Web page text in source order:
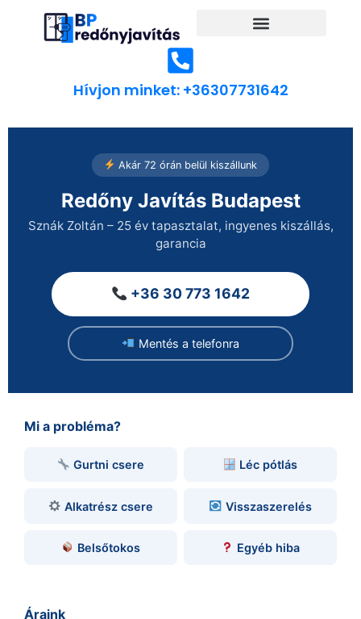
Hívjon minket: +36307731642
Akár 72 órán belül kiszállunk
Redőny Javítás Budapest
Sznák Zoltán – 25 év tapasztalat, ingyenes kiszállás,
garancia
+36 30 773 1642
Mentés a telefonra
Mi a probléma?
Gurtni csere Léc pótlás
Alkatrész csere Visszaszerelés
Belsőtokos Egyéb hiba
Áraink